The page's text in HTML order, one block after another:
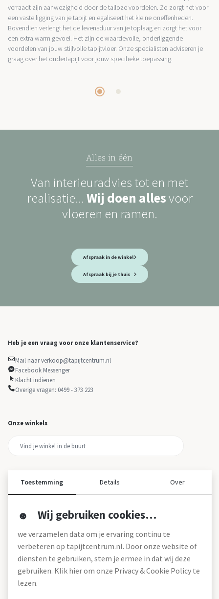
verraadt zijn aanwezigheid door de talloze voordelen. Zo zorgt het voor
een vaste ligging van je tapijt en egaliseert het kleine oneffenheden.
Bovendien verlengt het de levensduur van je toplaag en zorgt het voor
een extra warm gevoel. Het zijn de waardevolle, onderliggende
voordelen van jouw stijlvolle tapijtvloer. Onze specialisten adviseren je
graag over het ondertapijt voor jouw specifieke toepassing.
Alles in één
Van interieuradvies tot en met
realisatie... Wij doen allesvoor
vloeren en ramen.
Afspraak in de winkel
Afspraak bij je thuis
Heb je een vraag voor onze klantenservice?
Mail naar verkoop@tapijtcentrum.nl
Facebook Messenger
Klacht indienen
Overige vragen: 0499 - 373 223
Onze winkels
Over tapijtcentrum
Werken bij
Montageservice
Blog
Toestemming Details Over
Wij gebruiken cookies…
we verzamelen data om je ervaring continu te
verbeteren op tapijtcentrum.nl. Door onze website of
diensten te gebruiken, stem je ermee in dat wij deze
gebruiken. Klik hier om onze Privacy & Cookie Policy te
lezen.